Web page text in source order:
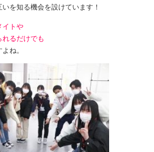
を知る機会を設けています！
イトや
るだけでも
ね。